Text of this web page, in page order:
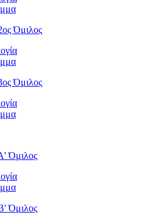
Όμιλος
Όμιλος
Όμιλος
Όμιλος